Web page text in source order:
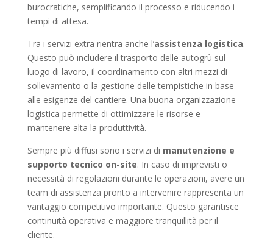
burocratiche, semplificando il processo e riducendo i
tempi di attesa.
Tra i servizi extra rientra anche l’assistenza logistica.
Questo può includere il trasporto delle autogrù sul
luogo di lavoro, il coordinamento con altri mezzi di
sollevamento o la gestione delle tempistiche in base
alle esigenze del cantiere. Una buona organizzazione
logistica permette di ottimizzare le risorse e
mantenere alta la produttività.
Sempre più diffusi sono i servizi di manutenzione e
supporto tecnico on-site. In caso di imprevisti o
necessità di regolazioni durante le operazioni, avere un
team di assistenza pronto a intervenire rappresenta un
vantaggio competitivo importante. Questo garantisce
continuità operativa e maggiore tranquillità per il
cliente.